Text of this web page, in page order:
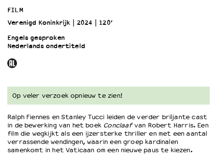
OVER LANTARENVENSTER
Wat we doen
Werken bij
Wie is wie
Partners
Huisregels
Privacyverklaring
Integriteits- en gedragscode
Duurzaamheid
Culturele boycot Israël
FILM
Verenigd Koninkrijk
2024
120’
Engels gesproken
Nederlands ondertiteld
Op veler verzoek opnieuw te zien!
Ralph Fiennes en Stanley Tucci leiden de verder briljante cast
in de bewerking van het boek Conclaafvan Robert Harris. Een
film die wegkijkt als een ijzersterke thriller en met een aantal
verrassende wendingen, waarin een groep kardinalen
samenkomt in het Vaticaan om een ​​nieuwe paus te kiezen.